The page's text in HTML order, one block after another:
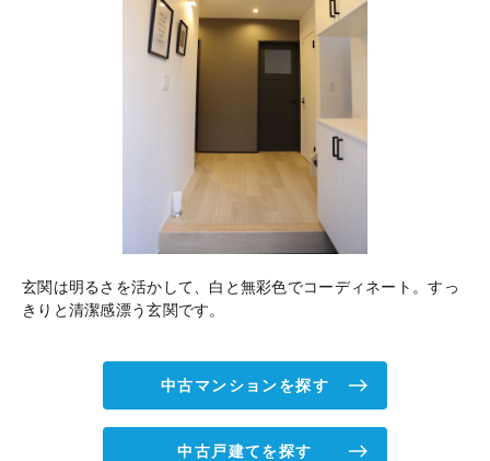
玄関は明るさを活かして、白と無彩色でコーディネート。すっ
きりと清潔感漂う玄関です。
中古マンションを探す
中古戸建てを探す